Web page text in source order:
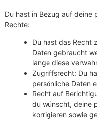
Du hast in Bezug auf deine
Rechte:
Du hast das Recht
Daten gebraucht
lange diese
Zugriffsrecht: Du
persönliche Daten
Recht auf
du wünscht, deine
korrigieren sowie